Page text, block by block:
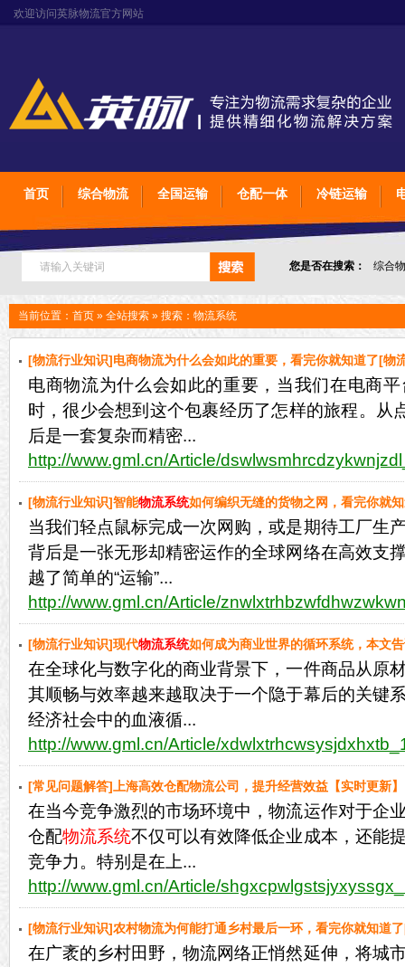
欢迎访问英脉物流官方网站
首页 综合物流 全国运输 仓配一体 冷链运输
您是否在搜索： 综合
上海石家庄太原物流
当前位置： 首页 » 全站搜索 » 搜索：物流系统
[物流行业知识]电商物流为什么会如此的重要，看完你就知道了[物
电商物流为什么会如此的重要，当我们在电商
时，很少会想到这个包裹经历了怎样的旅程。从
后是一套复杂而精密...
http://www.gml.cn/Article/
[物流行业知识]智能物流系统如何编织无缝的货物之网，看完你就
当我们轻点鼠标完成一次网购，或是期待工厂生
背后是一张无形却精密运作的全球网络在高效
越了简单的“运输”...
http://www.gml.cn/Article/
[物流行业知识]现代物流系统如何成为商业世界的循环系统，本文
在全球化与数字化的商业背景下，一件商品从原
其顺畅与效率越来越取决于一个隐于幕后的关
经济社会中的血液循...
http://www.gml.cn/Article/
[常见问题解答]上海高效仓配物流公司，提升经营效益【实时更新】
在当今竞争激烈的市场环境中，物流运作对于企
仓配物流系统不仅可以有效降低企业成本，还能
竞争力。特别是在上...
http://www.gml.cn/Article/
[物流行业知识]农村物流为何能打通乡村最后一环，看完你就知道
在广袤的乡村田野，物流网络正悄然延伸，将城